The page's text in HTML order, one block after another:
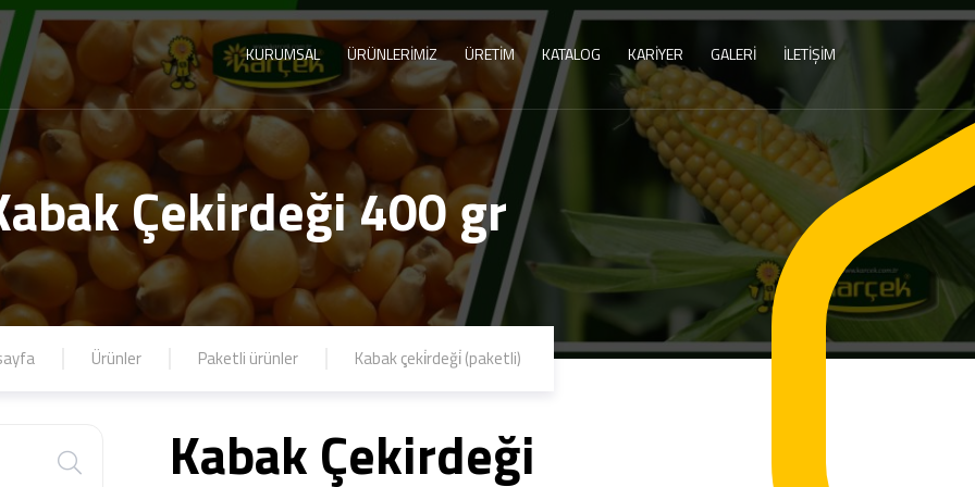
KURUMSAL ÜRÜNLERİMİZ ÜRETİM KATALOG KARİYER GALERİ İLETİŞİM
Çekirdeği 400 gr
Ürünler Paketli ürünler Kabak çeki̇rdeği̇ (paketli)
Kabak Çekirdeği